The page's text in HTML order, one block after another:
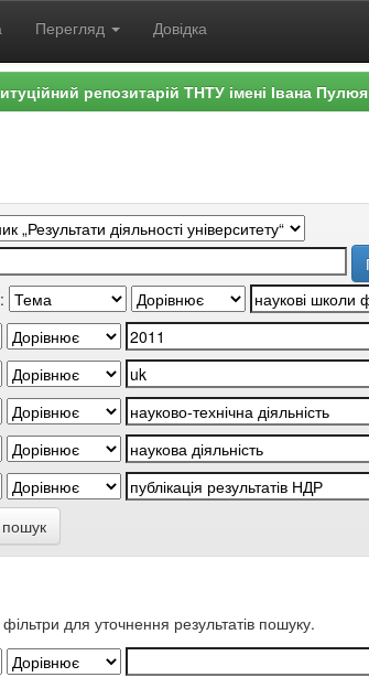
Перегляд Довідка
репозитарій ТНТУ імені Івана Пулюя
для уточнення результатів пошуку.